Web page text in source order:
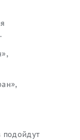
подойдут